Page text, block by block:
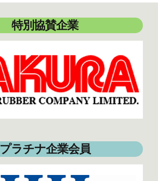
特別協賛企業
プラチナ企業会員